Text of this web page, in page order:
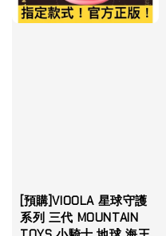
[預購]VIOOLA 星球守護
系列 三代 MOUNTAIN